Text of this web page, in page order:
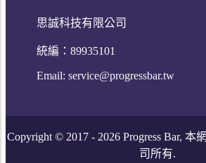
思誠科技有限公司
統編：89935101
Email: service@progressbar.tw
Copyright © 2017 - 2026Progress Bar, 本
司所有.